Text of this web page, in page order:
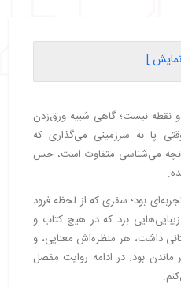
]
سلام شگفتی‌های تازه!
نسیم اقیانوس و
پرواز بر فراز شهر و
سلام به حیات‌وحش
باشکوه و غروب طلایی
شهری زنده در دل
نقطه نیست؛ گاهی شبیه ورق‌زدن
پا به سرزمینی می‌گذاری که
می‌شناسی متفاوت است، حس
بود؛ سفری که از لحظه فرود
برد که در هیچ کتاب و
داشت، هر منظره‌اش معنایی، و
بود. در ادامه روایت مفصل